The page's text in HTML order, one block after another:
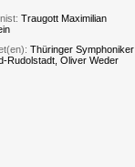
Traugott Maximilian
Thüringer Symphoniker
Rudolstadt, Oliver Weder